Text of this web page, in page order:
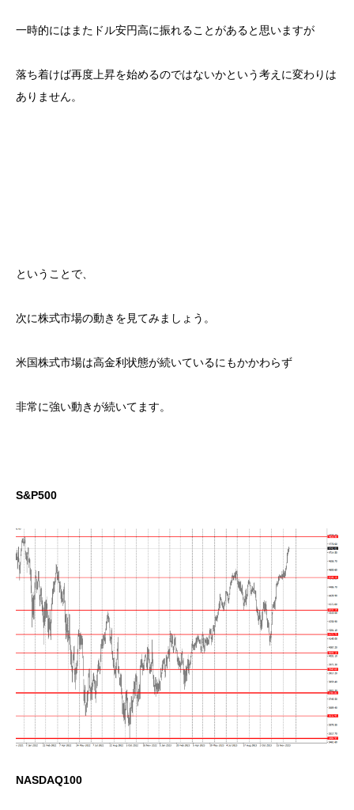
一時的にはまたドル安円高に振れることがあると思いますが
落ち着けば再度上昇を始めるのではないかという考えに変わりは
ありません。
ということで、
次に株式市場の動きを見てみましょう。
米国株式市場は高金利状態が続いているにもかかわらず
非常に強い動きが続いてます。
S&P500
NASDAQ100